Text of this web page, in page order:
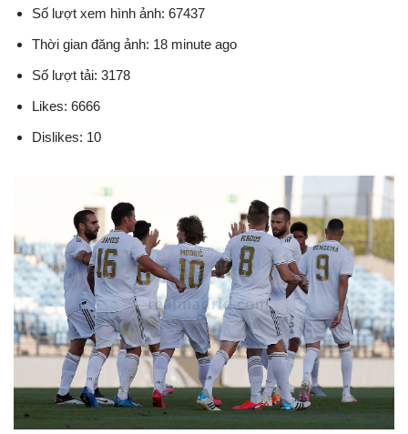
Số lượt xem hình ảnh: 67437
Thời gian đăng ảnh: 18 minute ago
Số lượt tải: 3178
Likes: 6666
Dislikes: 10